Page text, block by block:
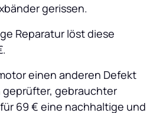
gerissen.
Reparatur löst diese
einen anderen Defekt
gebrauchter
69 € eine nachhaltige und